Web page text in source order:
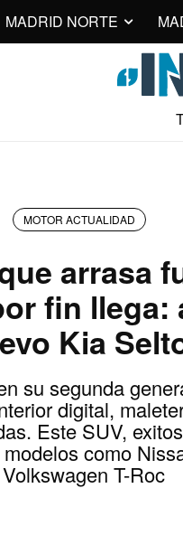
MADRID NORTE
MOTOR ACTUALIDAD
arrasa
fin llega:
Kia
su segunda
digital,
Este SUV,
como
Volkswagen T-Roc